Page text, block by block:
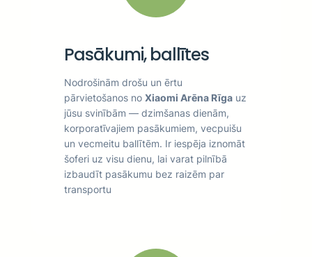
Pasākumi, ballītes
Nodrošinām drošu un ērtu
pārvietošanos no Xiaomi Arēna Rīga uz
jūsu svinībām — dzimšanas dienām,
korporatīvajiem pasākumiem, vecpuišu
un vecmeitu ballītēm. Ir iespēja iznomāt
šoferi uz visu dienu, lai varat pilnībā
izbaudīt pasākumu bez raizēm par
transportu